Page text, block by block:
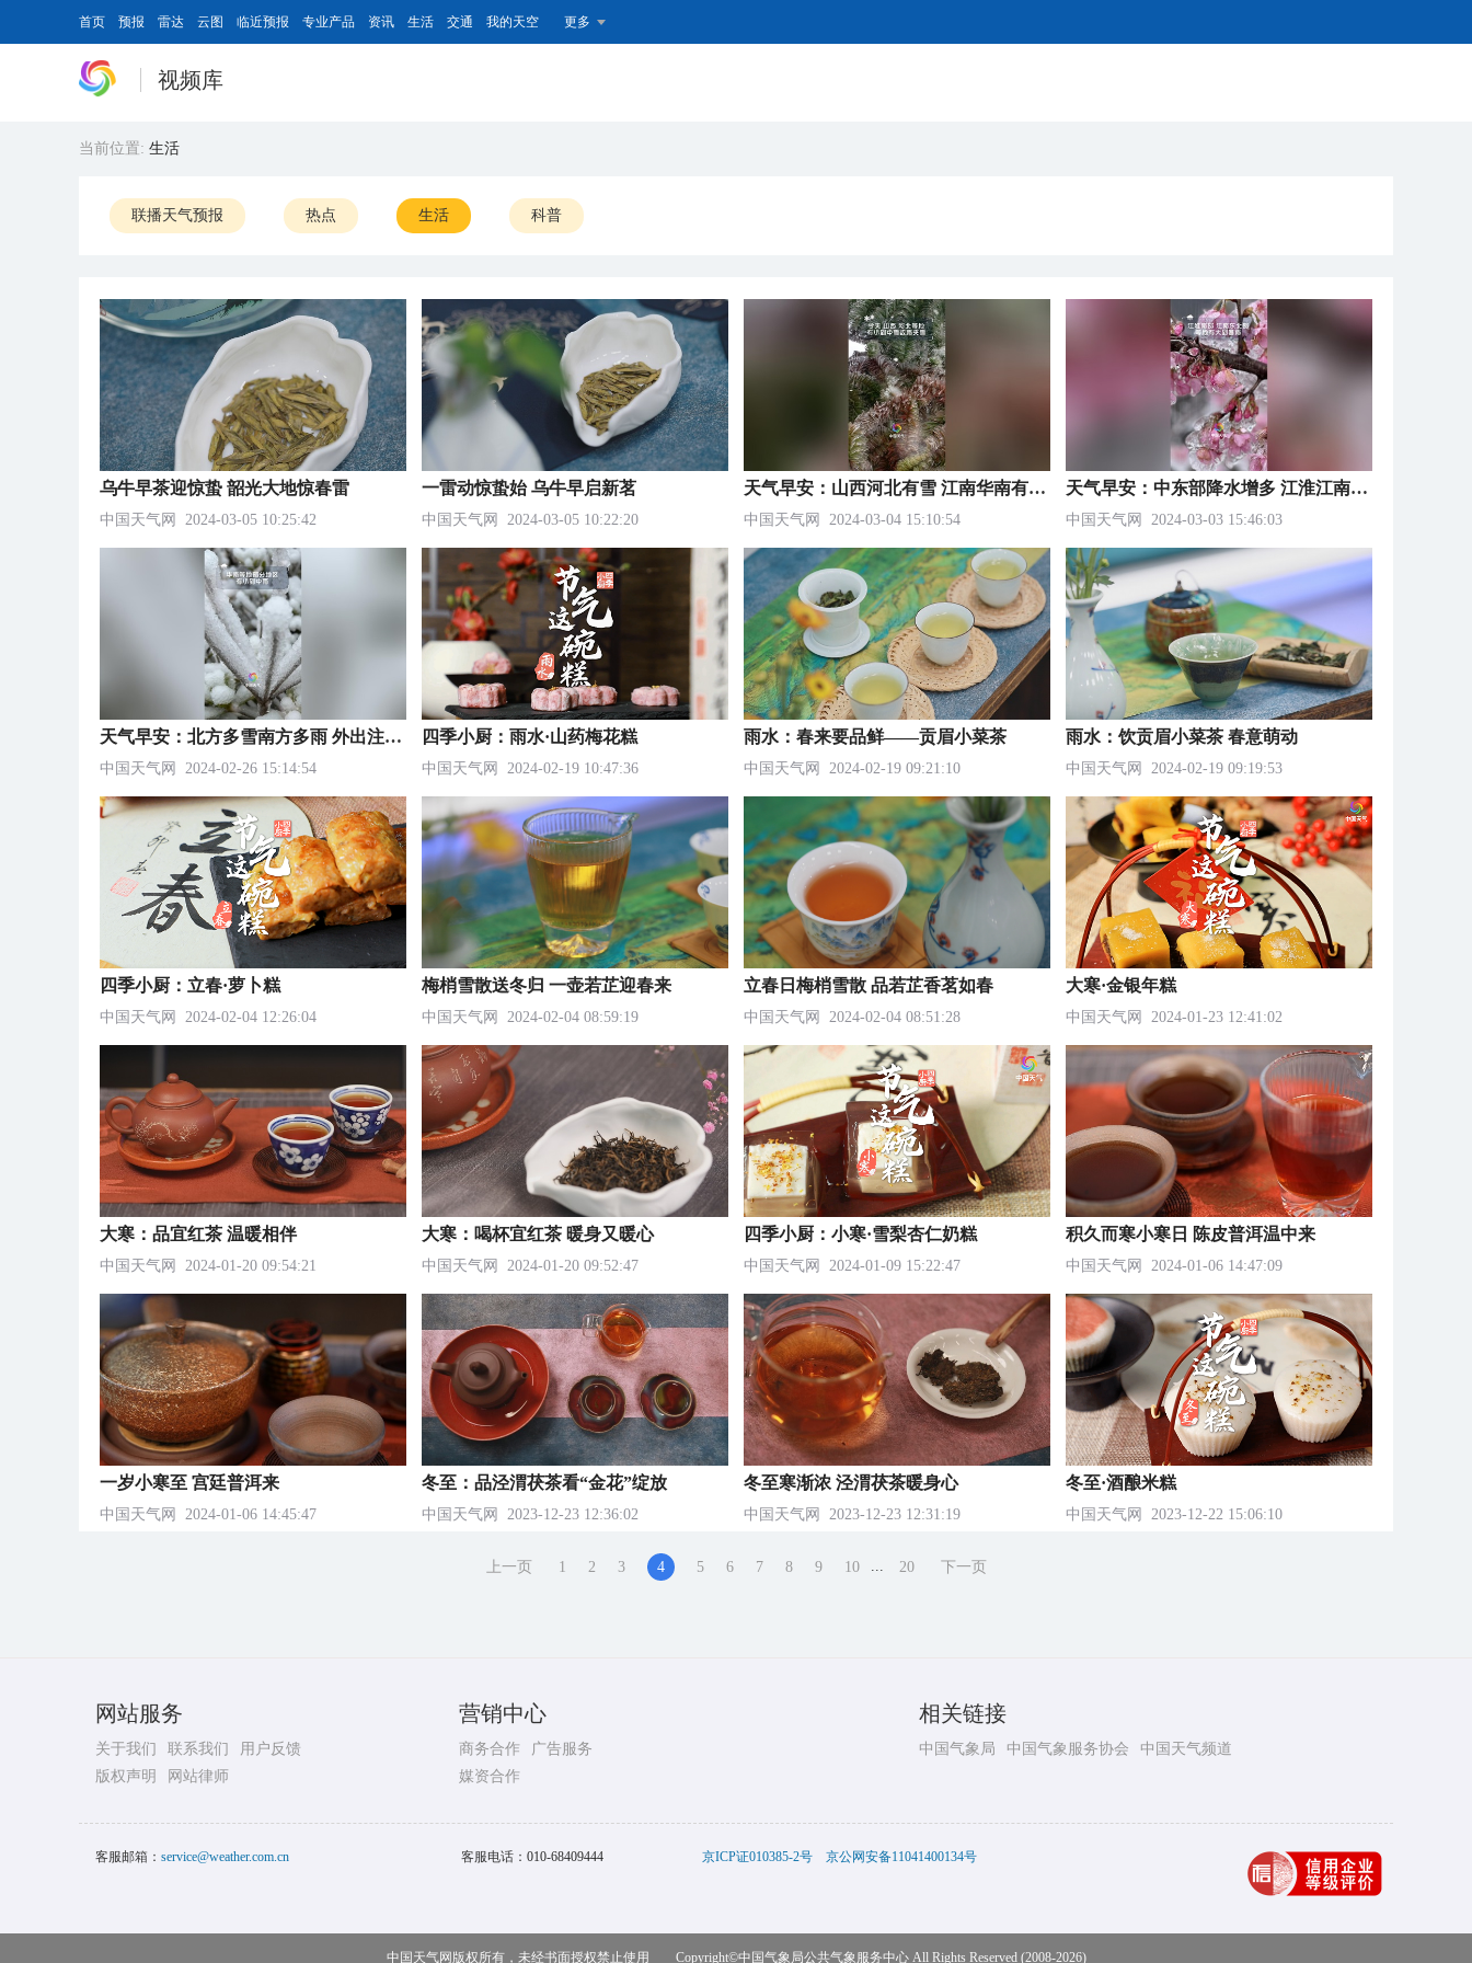
首页 预报 雷达 云图 临近预报 专业产品 资讯 生活 交通 我的天空 更多
视频库
当前位置: 生活
联播天气预报 热点 生活 科普
乌牛早茶迎惊蛰 韶光大地惊春雷
中国天气网 2024-03-05 10:25:42
一雷动惊蛰始 乌牛早启新茗
中国天气网 2024-03-05 10:22:20
天气早安：山西河北有雪 江南华南有雨 路面湿滑注意安全
中国天气网 2024-03-04 15:10:54
天气早安：中东部降水增多 江淮江南等地有暴雨
中国天气网 2024-03-03 15:46:03
天气早安：北方多雪南方多雨 外出注意安全
中国天气网 2024-02-26 15:14:54
四季小厨：雨水·山药梅花糕
中国天气网 2024-02-19 10:47:36
雨水：春来要品鲜——贡眉小菜茶
中国天气网 2024-02-19 09:21:10
雨水：饮贡眉小菜茶 春意萌动
中国天气网 2024-02-19 09:19:53
四季小厨：立春·萝卜糕
中国天气网 2024-02-04 12:26:04
梅梢雪散送冬归 一壶若芷迎春来
中国天气网 2024-02-04 08:59:19
立春日梅梢雪散 品若芷香茗如春
中国天气网 2024-02-04 08:51:28
大寒·金银年糕
中国天气网 2024-01-23 12:41:02
大寒：品宜红茶 温暖相伴
中国天气网 2024-01-20 09:54:21
大寒：喝杯宜红茶 暖身又暖心
中国天气网 2024-01-20 09:52:47
四季小厨：小寒·雪梨杏仁奶糕
中国天气网 2024-01-09 15:22:47
积久而寒小寒日 陈皮普洱温中来
中国天气网 2024-01-06 14:47:09
一岁小寒至 宫廷普洱来
中国天气网 2024-01-06 14:45:47
冬至：品泾渭茯茶看“金花”绽放
中国天气网 2023-12-23 12:36:02
冬至寒渐浓 泾渭茯茶暖身心
中国天气网 2023-12-23 12:31:19
冬至·酒酿米糕
中国天气网 2023-12-22 15:06:10
上一页 1 2 3 4 5 6 7 8 9 10 20 下一页
网站服务
关于我们 联系我们
用户反馈
版权声明
网站律师
营销中心
商务合作
广告服务
媒资合作
相关链接
中国气象局 中国气象服务协会 中国天气频道
客服邮箱： service@weather.com.cn 客服电话： 010-68409444 京ICP证010385-2号 京公网安备11041400134号
中国天气网版权所有，未经书面授权禁止使用 Copyright©中国气象局公共气象服务中心All Rights Reserved (2008-2026)